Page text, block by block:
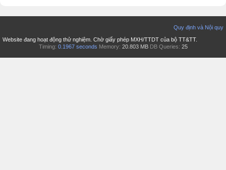
Quy định và Nội quy
Website đang hoạt động thử nghiệm. Chờ giấy phép MXH/TTDT của bộ TT&TT.
Timing: 0.1967 seconds Memory: 20.803 MB DB Queries: 25